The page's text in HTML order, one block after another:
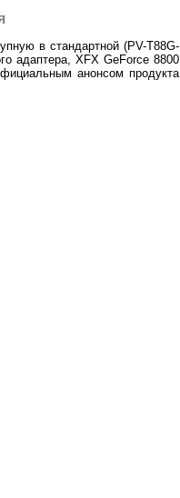
в стандартной (PV-T88G-
адаптера, XFX GeForce 8800
анонсом продукта